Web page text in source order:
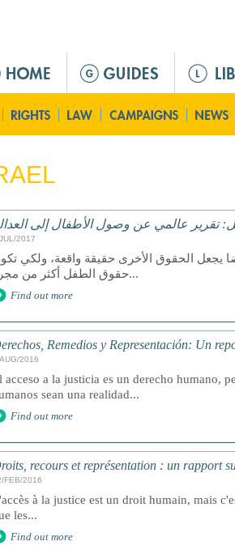
تقرير عالمي عن وصول الأطفال إلى
2017
يجعل الحقوق الأخرى حقيقة واقعة، ولكي
حقوق الطفل أكثر من مجرد...
Find out more
Remedios y Representación: Un
2016
acceso a la justicia es un derecho humano,
sean una realidad...
Find out more
recours et représentation : un rapport
FEB/2016
à la justice est un droit humain, mais
les...
Find out more